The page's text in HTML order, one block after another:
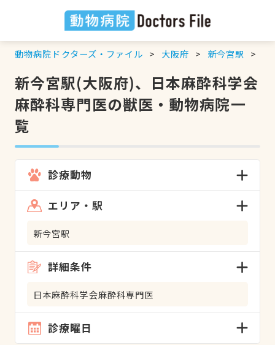
動物病院ドクターズ・ファイル 大阪府 新今宮駅
新今宮駅(大阪府)、日本麻酔科学会
麻酔科専門医の獣医・動物病院一
覧
診療動物
エリア・駅
新今宮駅
詳細条件
日本麻酔科学会麻酔科専門医
診療曜日